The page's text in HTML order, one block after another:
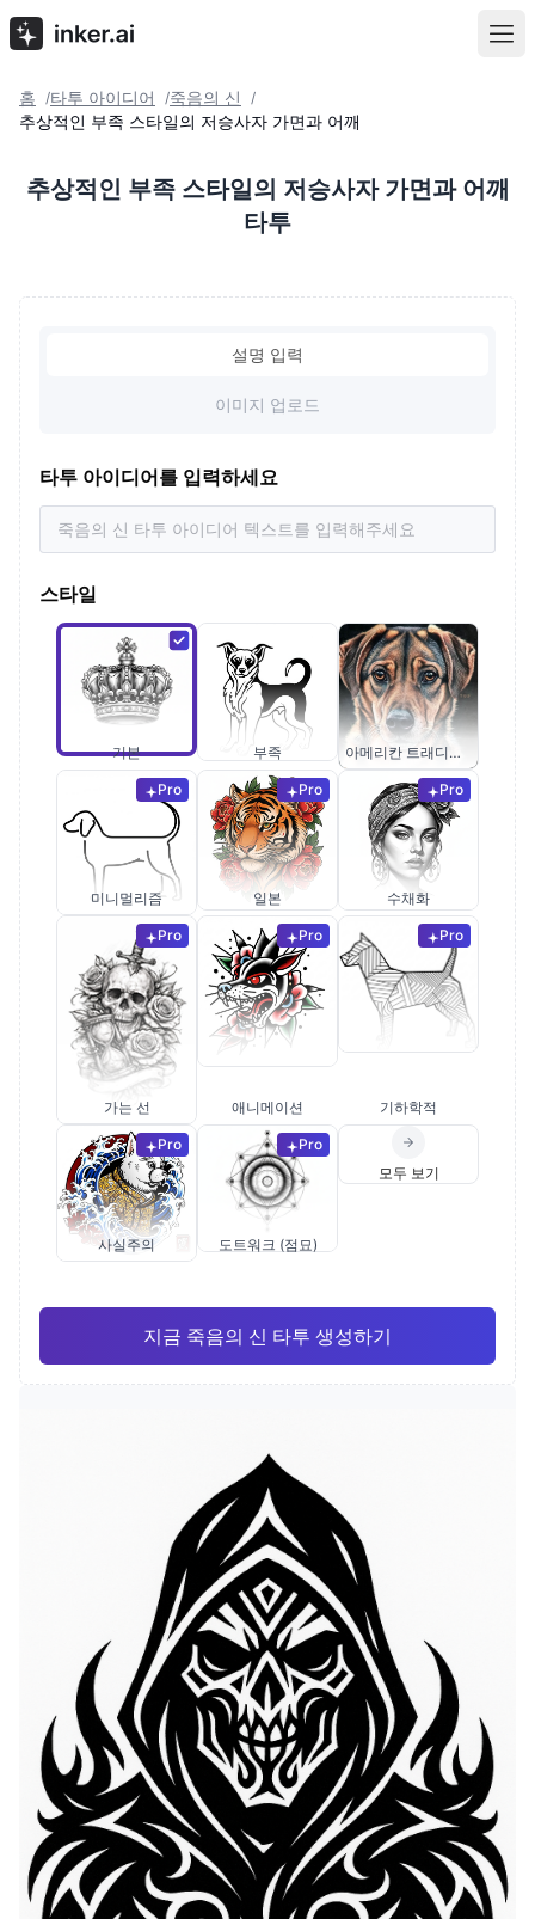
홈 /타투 아이디어 /죽음의 신 /
추상적인 부족 스타일의 저승사자 가면과 어깨
추상적인 부족 스타일의 저승사자 가면과 어깨
타투
설명 입력
이미지 업로드
타투 아이디어를 입력하세요
스타일
기본 부족 아메리칸 트래디셔널
Pro
미니멀리즘
Pro
일본
Pro
수채화
Pro
가는 선
Pro
애니메이션
Pro
기하학적
Pro
사실주의
Pro
도트워크 (점묘)
모두 보기
지금 죽음의 신 타투 생성하기